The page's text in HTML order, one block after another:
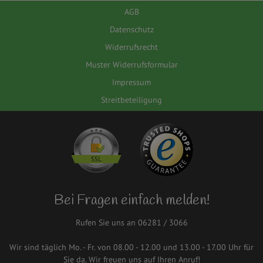
AGB
Datenschutz
Widerrufsrecht
Muster Widerrufsformular
Impressum
Streitbeteiligung
Bei Fragen einfach melden!
Rufen Sie uns an 06281 / 3066
Wir sind täglich Mo. - Fr. von 08.00 - 12.00 und 13.00 - 17.00 Uhr für
Sie da. Wir freuen uns auf Ihren Anruf!